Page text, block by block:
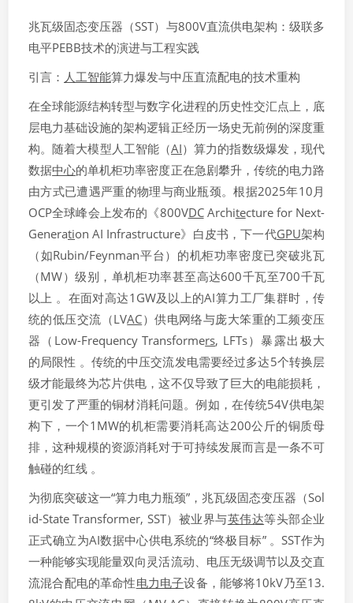
兆瓦级固态变压器（SST）与800V直流供电架构：级联多
电平PEBB技术的演进与工程实践
引言： 人工智能算力爆发与中压直流配电的技术重构
在全球能源结构转型与数字化进程的历史性交汇点上，底
层电力基础设施的架构逻辑正经历一场史无前例的深度重
构。随着大模型人工智能（AI）算力的指数级爆发，现代
数据中心的单机柜功率密度正在急剧攀升，传统的电力路
由方式已遭遇严重的物理与商业瓶颈。根据2025年10月
OCP全球峰会上发布的《800VDCArchitecture for Next-
Generation AI Infrastructure》白皮书，下一代GPU架构
（如Rubin/Feynman平台）的机柜功率密度已突破兆瓦
（MW）级别，单机柜功率甚至高达600千瓦至700千瓦
以上 。在面对高达1GW及以上的AI算力工厂集群时，传
统的低压交流（LVAC）供电网络与庞大笨重的工频变压
器（Low-Frequency Transformers, LFTs）暴露出极大
的局限性 。传统的中压交流发电需要经过多达5个转换层
级才能最终为芯片供电，这不仅导致了巨大的电能损耗，
更引发了严重的铜材消耗问题。例如，在传统54V供电架
构下，一个1MW的机柜需要消耗高达200公斤的铜质母
排，这种规模的资源消耗对于可持续发展而言是一条不可
触碰的红线 。
为彻底突破这一“算力电力瓶颈”，兆瓦级固态变压器（Sol
id-State Transformer, SST）被业界与英伟达等头部企业
正式确立为AI数据中心供电系统的“终极目标” 。SST作为
一种能够实现能量双向灵活流动、电压无级调节以及交直
流混合配电的革命性电力电子设备，能够将10kV乃至13.